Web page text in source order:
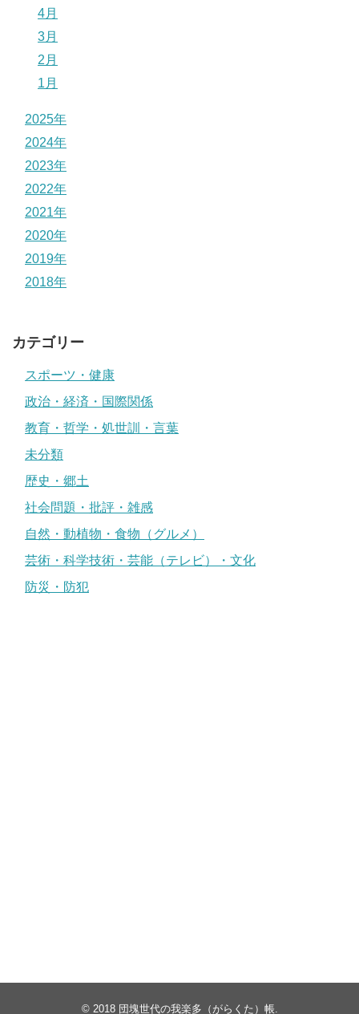
4月
3月
2月
1月
2025年
2024年
2023年
2022年
2021年
2020年
2019年
2018年
カテゴリー
スポーツ・健康
政治・経済・国際関係
教育・哲学・処世訓・言葉
未分類
歴史・郷土
社会問題・批評・雑感
自然・動植物・食物（グルメ）
芸術・科学技術・芸能（テレビ）・文化
防災・防犯
© 2018 団塊世代の我楽多（がらくた）帳